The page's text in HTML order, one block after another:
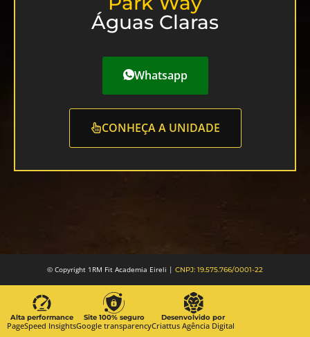
Águas Claras
Whatsapp
CONHEÇA A UNIDADE
© Copyright 1RM Fit Academia Eireli | CNPJ: 19.575.766/0001-22
Alta performance
PageSpeed Insights
Site 100% seguro
Google transparency
Desenvolvido por
Criattus Agência Digital